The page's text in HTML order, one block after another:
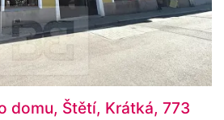
domu, Štětí, Krátká, 773